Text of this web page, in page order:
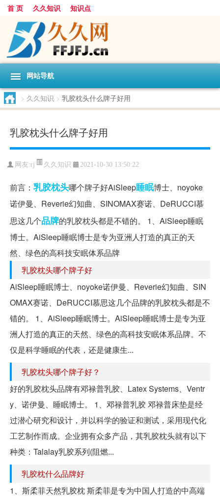
首 页 久久知识 知识点
网站导航
> 久久知识 > 乳胶枕头什么牌子好用
乳胶枕头什么牌子好用
网友:rj 久久知识 2021-10-30 13:50:22
前言： 乳胶枕头哪个牌子好AiSleep睡眠博士、noyoke
诺伊曼、Reverie幻知曲、SINOMAX赛诺、DeRUCCI慕
思这几个品牌的乳胶枕头都是不错的。 1、AiSleep睡眠
博士。AiSleep睡眠博士是专为亚洲人打造的真正的天
然、绿色的高科技安眠体系品牌
乳胶枕头哪个牌子好
AiSleep睡眠博士、noyoke诺伊曼、Reverie幻知曲、SIN
OMAX赛诺、DeRUCCI慕思这几个品牌的乳胶枕头都是不
错的。 1、AiSleep睡眠博士。AiSleep睡眠博士是专为亚
洲人打造的真正的天然、绿色的高科技安眠体系品牌。不
仅是科学睡眠的代表，还是健康生...
乳胶枕头哪个牌子好？
好的乳胶枕头品牌有邓禄普乳胶、Latex Systems、Ventr
y、诺伊曼、睡眠博士。 1、邓禄普乳胶 邓禄普床垫是经
过潜心研究和设计，并以科学的验证和测试，采用现代化
工艺制作而成。企业拥有众多产品，其乳胶枕头就有以下
种类：Talalay乳胶系列(阻燃...
乳胶枕什么品牌好
1、斯柔菲天然乳胶枕 斯柔菲是专为中国人打造的中高端